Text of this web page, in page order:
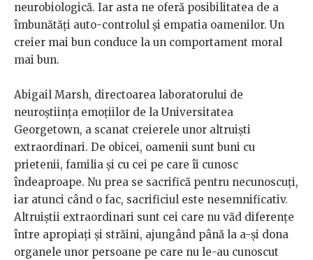
neurobiologică. Iar asta ne oferă posibilitatea de a
îmbunătăți auto-controlul și empatia oamenilor. Un
creier mai bun conduce la un comportament moral
mai bun.
Abigail Marsh, directoarea laboratorului de
neuroștiința emoțiilor de la Universitatea
Georgetown, a scanat creierele unor altruiști
extraordinari. De obicei, oamenii sunt buni cu
prietenii, familia și cu cei pe care îi cunosc
îndeaproape. Nu prea se sacrifică pentru necunoscuți,
iar atunci când o fac, sacrificiul este nesemnificativ.
Altruiștii extraordinari sunt cei care nu văd diferențe
între apropiați și străini, ajungând până la a-și dona
organele unor persoane pe care nu le-au cunoscut